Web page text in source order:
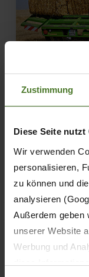
Zustimmung
Diese Seite nutzt
Wir verwenden
personalisieren,
zu können und
analysieren
Außerdem geben
unserer Website
Werbung und
06.09.2019
TESTBERICHT
traction 05-
MEHR